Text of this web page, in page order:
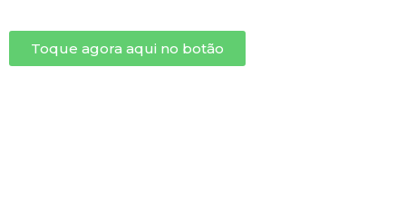
Toque agora aqui no botão